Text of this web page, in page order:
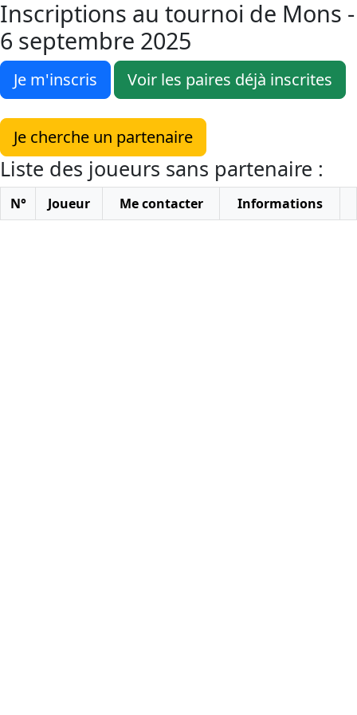
Inscriptions au tournoi de Mons -
6 septembre 2025
Je m'inscris Voir les paires déjà inscrites
Je cherche un partenaire
Liste des joueurs sans partenaire :
N° Joueur Me contacter Informations